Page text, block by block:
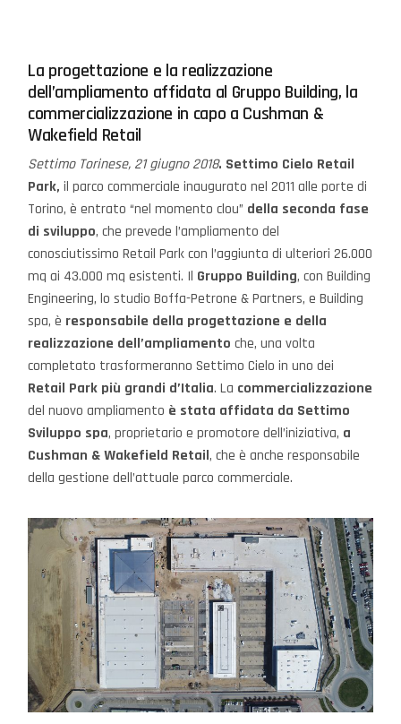
La progettazione e la realizzazione
dell’ampliamento affidata al Gruppo Building, la
commercializzazione in capo a Cushman &
Wakefield Retail
Settimo Torinese, 21 giugno 2018. Settimo Cielo Retail
Park, il parco commerciale inaugurato nel 2011 alle porte di
Torino, è entrato “nel momento clou” della seconda fase
di sviluppo, che prevede l’ampliamento del
conosciutissimo Retail Park con l’aggiunta di ulteriori 26.000
mq ai 43.000 mq esistenti. Il Gruppo Building, con Building
Engineering, lo studio Boffa-Petrone & Partners, e Building
spa, è responsabile della progettazione e della
realizzazione dell’ampliamento che, una volta
completato trasformeranno Settimo Cielo in uno dei
Retail Park più grandi d’Italia. La commercializzazione
del nuovo ampliamento è stata affidata da Settimo
Sviluppo spa, proprietario e promotore dell’iniziativa, a
Cushman & Wakefield Retail, che è anche responsabile
della gestione dell’attuale parco commerciale.